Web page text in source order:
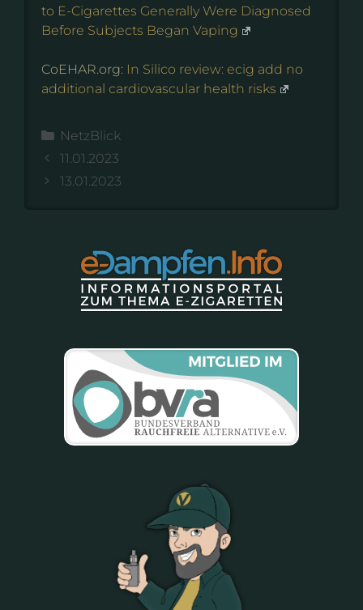
to E-Cigarettes Generally Were Diagnosed
Before Subjects Began Vaping
CoEHAR.org: In Silico review: ecig add no
additional cardiovascular health risks
Kategorien
NetzBlick
11.01.2023
13.01.2023